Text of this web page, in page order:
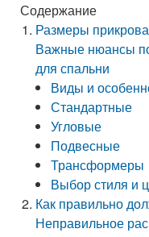
Содержание
Размеры
Важные нюансы
для спальни
Виды и
Стандартные
Угловые
Подвесные
Трансформеры
Выбор стиля и
Как правильно
Неправильное